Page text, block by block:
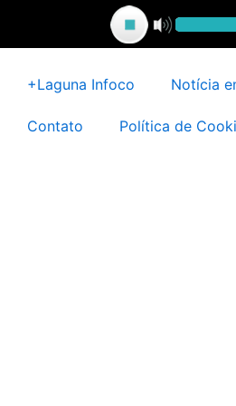
conteúdo
+Laguna Infoco Notícia
Contato Política de